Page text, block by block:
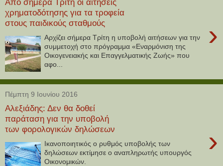
Από σήμερα Τρίτη οι αιτήσεις
χρηματοδότησης για τα τροφεία
στους παιδικούς σταθμούς
›
Αρχίζει σήμερα Τρίτη η υποβολή αιτήσεων για την
συμμετοχή στο πρόγραμμα «Εναρμόνιση της
Οικογενειακής και Επαγγελματικής Ζωής» που
αφο...
Πέμπτη 9 Ιουνίου 2016
Αλεξιάδης: Δεν θα δοθεί
παράταση για την υποβολή
των φορολογικών δηλώσεων
›
Ικανοποιητικός ο ρυθμός υποβολής των
δηλώσεων εκτίμησε ο αναπληρωτής υπουργός
Οικονομικών.